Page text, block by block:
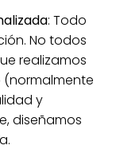
: Todo
No todos
realizamos
y
diseñamos